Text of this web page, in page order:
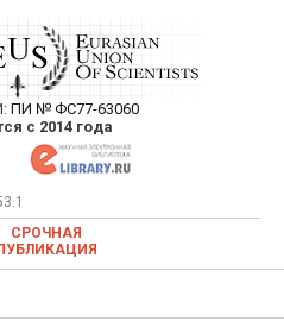
Союз Ученых —
статей в
журнале
ПИ № ФС77-63060
с 2014 года
публикация научных статей в
научном журнале
СРОЧНАЯ